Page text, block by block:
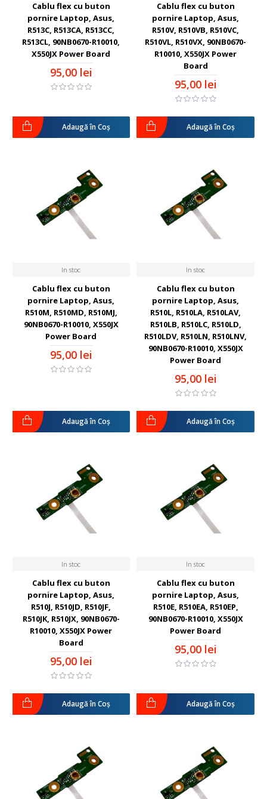
Cablu flex cu buton
pornire Laptop, Asus,
R513C, R513CA, R513CC,
R513CL, 90NB0670-R10010,
X550JX Power Board
95,00 lei
Adaugă în Coş
Cablu flex cu buton
pornire Laptop, Asus,
R510V, R510VB, R510VC,
R510VL, R510VX, 90NB0670-
R10010, X550JX Power
Board
95,00 lei
Adaugă în Coş
In stoc
Cablu flex cu buton
pornire Laptop, Asus,
R510M, R510MD, R510MJ,
90NB0670-R10010, X550JX
Power Board
95,00 lei
Adaugă în Coş
In stoc
Cablu flex cu buton
pornire Laptop, Asus,
R510L, R510LA, R510LAV,
R510LB, R510LC, R510LD,
R510LDV, R510LN, R510LNV,
90NB0670-R10010, X550JX
Power Board
95,00 lei
Adaugă în Coş
In stoc
Cablu flex cu buton
pornire Laptop, Asus,
R510J, R510JD, R510JF,
R510JK, R510JX, 90NB0670-
R10010, X550JX Power
Board
95,00 lei
Adaugă în Coş
In stoc
Cablu flex cu buton
pornire Laptop, Asus,
R510E, R510EA, R510EP,
90NB0670-R10010, X550JX
Power Board
95,00 lei
Adaugă în Coş